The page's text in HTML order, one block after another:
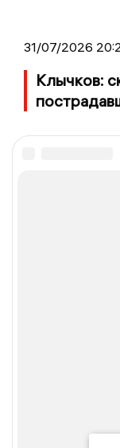
31/07/2026
Клычков: